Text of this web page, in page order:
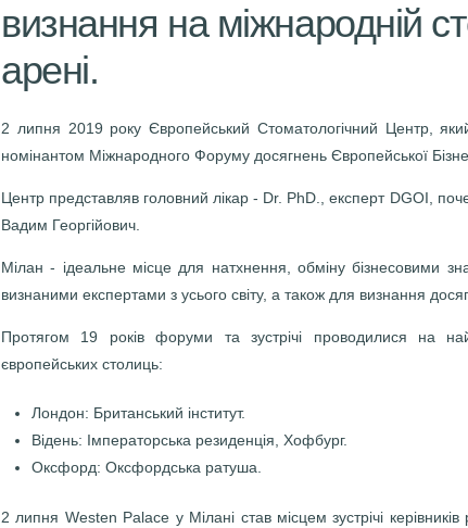
визнання на міжнародній
арені.
2 липня 2019 року Європейський Стоматологічний Центр, який
номінантом Міжнародного Форуму досягнень Європейської
Центр представляв головний лікар - Dr. PhD., експерт DGOI,
Вадим Георгійович.
Мілан - ідеальне місце для натхнення, обміну бізнесовими
визнаними експертами з усього світу, а також для визнання
Протягом 19 років форуми та зустрічі проводилися на
європейських столиць:
Лондон: Британський інститут.
Відень: Імператорська резиденція, Хофбург.
Оксфорд: Оксфордська ратуша.
2 липня Westen Palace у Мілані став місцем зустрічі керівників